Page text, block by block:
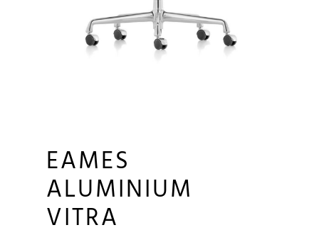
EAMES
ALUMINIUM
VITRA